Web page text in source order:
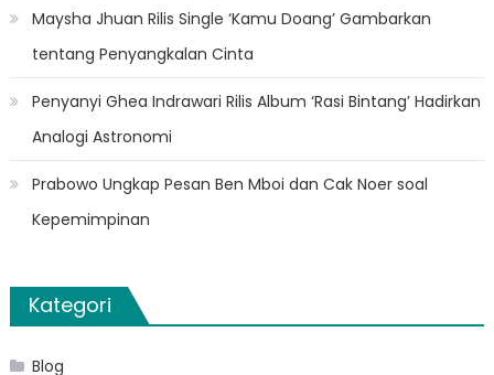
Maysha Jhuan Rilis Single ‘Kamu Doang’ Gambarkan
tentang Penyangkalan Cinta
Penyanyi Ghea Indrawari Rilis Album ‘Rasi Bintang’ Hadirkan
Analogi Astronomi
Prabowo Ungkap Pesan Ben Mboi dan Cak Noer soal
Kepemimpinan
Kategori
Blog